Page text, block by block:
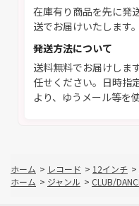
在庫有り商品を先に発
送でお届けいたします。
発送方法について
送料無料でお届けしま
任せください。日時指
より、ゆうメール等を
ホーム > レコード > 12インチ >
ホーム > ジャンル > CLUB/